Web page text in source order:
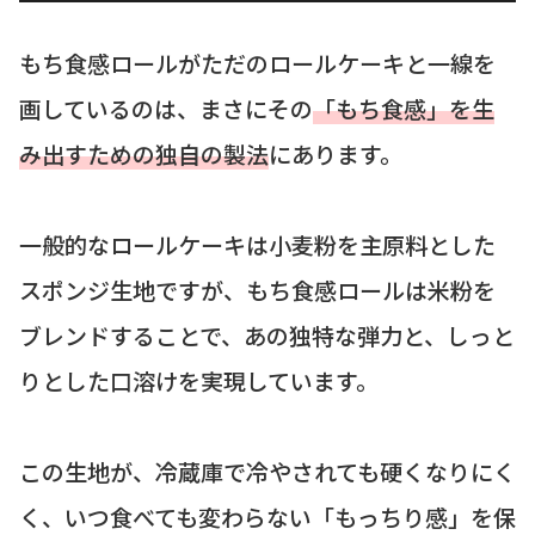
もち食感ロールがただのロールケーキと一線を
画しているのは、まさにその「もち食感」を生
み出すための独自の製法にあります。
一般的なロールケーキは小麦粉を主原料とした
スポンジ生地ですが、もち食感ロールは米粉を
ブレンドすることで、あの独特な弾力と、しっと
りとした口溶けを実現しています。
この生地が、冷蔵庫で冷やされても硬くなりにく
く、いつ食べても変わらない「もっちり感」を保